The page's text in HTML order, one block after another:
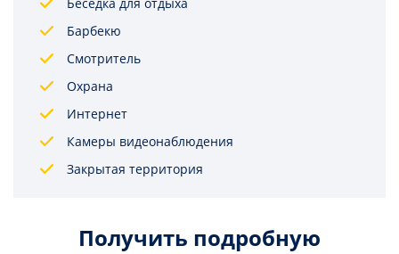
Барбекю
Смотритель
Охрана
Интернет
Камеры видеонаблюдения
Закрытая территория
Получить подробную